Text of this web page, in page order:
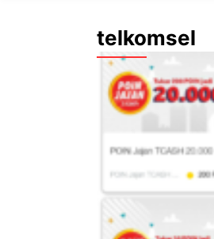
telkomsel